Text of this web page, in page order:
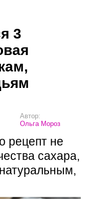
3
Автор:
Ольга Мороз
рецепт не
сахара,